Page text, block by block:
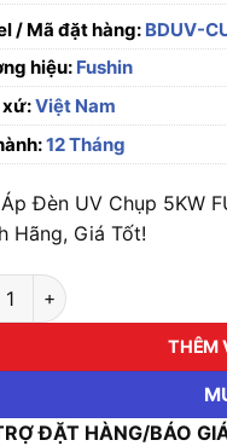
/ Mã đặt hàng: BDUV-
hiệu: Fushin
xứ:Việt Nam
12 Tháng
Đèn UV Chụp 5KW
Hãng, Giá Tốt!
Đèn UV Chụp 5KW
THÊM
ĐẶT HÀNG/BÁO